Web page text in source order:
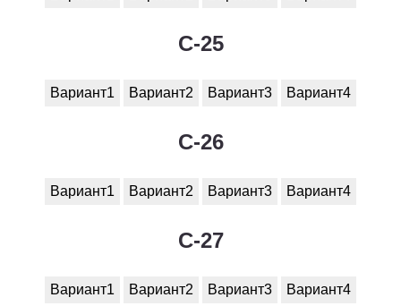
C-25
Вариант1 Вариант2 Вариант3 Вариант4
C-26
Вариант1 Вариант2 Вариант3 Вариант4
C-27
Вариант1 Вариант2 Вариант3 Вариант4